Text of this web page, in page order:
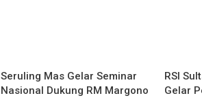
Seruling Mas Gelar Seminar
Nasional Dukung RM Margono
RSI
Gelar